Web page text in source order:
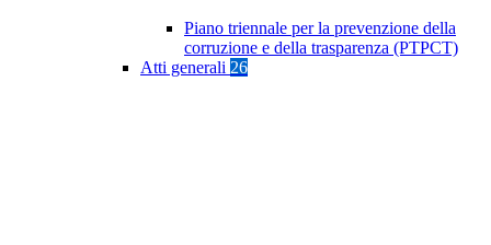
Piano triennale per la prevenzione della
corruzione e della trasparenza (PTPCT)
Atti generali 26